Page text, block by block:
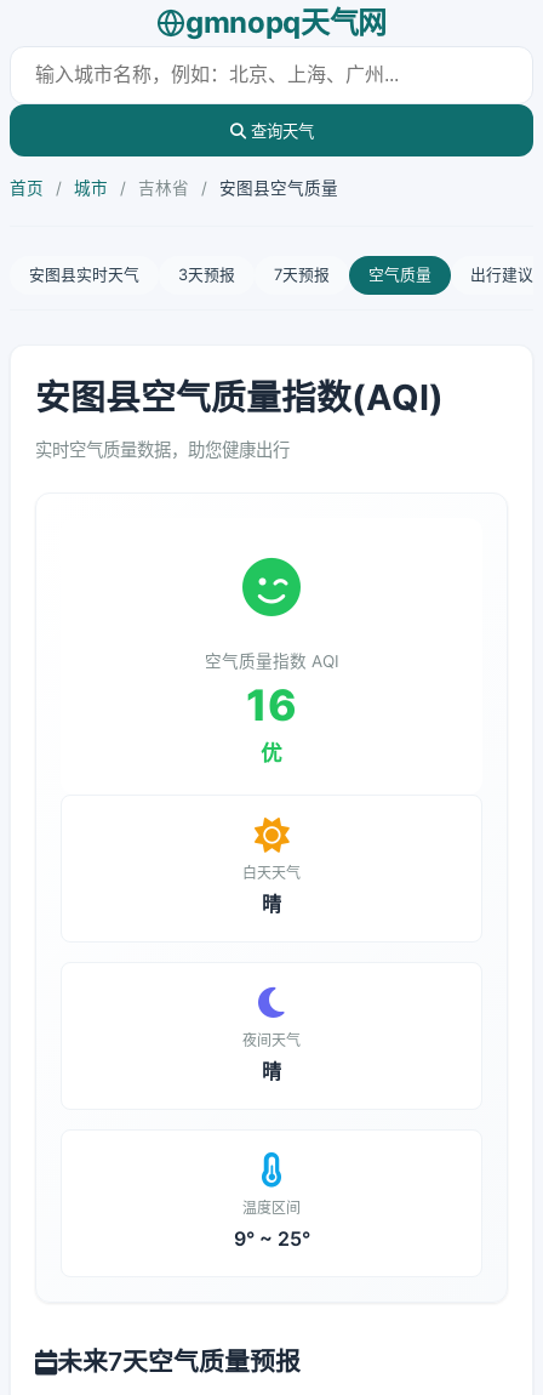
gmnopq天气网
查询天气
首页 / 城市 / 吉林省 / 安图县空气质量
安图县实时天气 3天预报 7天预报 空气质量 出行建议
安图县空气质量指数(AQI)
实时空气质量数据，助您健康出行
空气质量指数 AQI
16
优
白天天气
晴
夜间天气
晴
温度区间
9° ~ 25°
未来7天空气质量预报